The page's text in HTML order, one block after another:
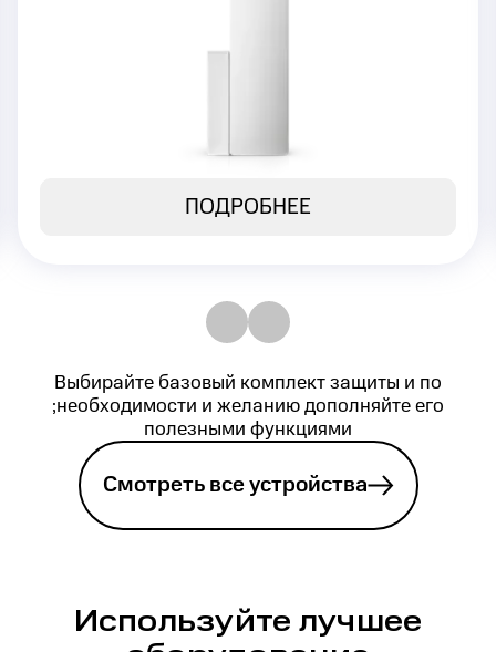
ПОДРОБНЕЕ
4 490 ₽
Выбирайте базовый комплект защиты и по
;необходимости и желанию дополняйте его
полезными функциями
Смотреть все устройства
Используйте лучшее